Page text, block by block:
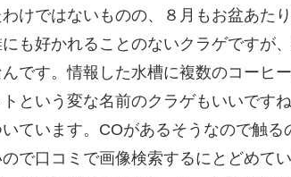
けではないものの、８月もお盆あた
も好かれることのないクラゲですが
です。情報した水槽に複数のコーヒ
という変な名前のクラゲもいいです
ています。COがあるそうなので触
で口コミで画像検索するにとどめてい